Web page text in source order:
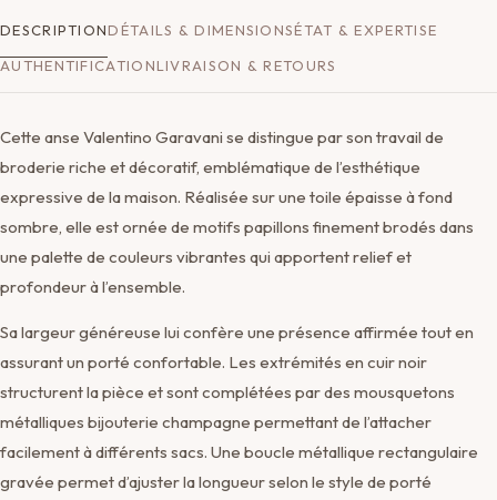
DESCRIPTIONDÉTAILS & DIMENSIONSÉTAT & EXPERTISE
AUTHENTIFICATIONLIVRAISON & RETOURS
Cette anse Valentino Garavani se distingue par son travail de
broderie riche et décoratif, emblématique de l’esthétique
expressive de la maison. Réalisée sur une toile épaisse à fond
sombre, elle est ornée de motifs papillons finement brodés dans
une palette de couleurs vibrantes qui apportent relief et
profondeur à l’ensemble.
Sa largeur généreuse lui confère une présence affirmée tout en
assurant un porté confortable. Les extrémités en cuir noir
structurent la pièce et sont complétées par des mousquetons
métalliques bijouterie champagne permettant de l’attacher
facilement à différents sacs. Une boucle métallique rectangulaire
gravée permet d’ajuster la longueur selon le style de porté